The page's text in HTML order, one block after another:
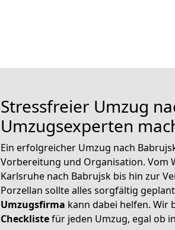
Stressfreier Umzug
Umzugsexperten
Ein erfolgreicher Umzug nach
Vorbereitung und Organisation. Vom
Karlsruhe nach Babrujsk bis hin zur
Porzellan sollte alles sorgfältig
Umzugsfirma kann dabei helfen. Wir
Checklistefür jeden Umzug, egal ob